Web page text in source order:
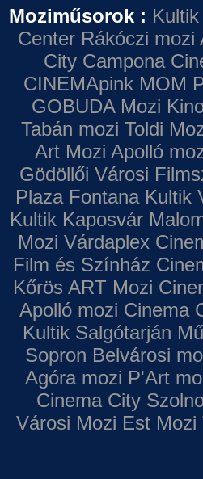
Moziműsorok :
Center Rákóczi mozi
City Campona
CINEMApink MOM
GOBUDA Mozi
Tabán mozi Toldi
Art Mozi Apolló
Gödöllői Városi
Plaza Fontana Kultik
Kultik Kaposvár
Mozi Várdaplex
Film és Színház
Kőrös ART Mozi
Apolló mozi Cinema
Kultik Salgótarján
Sopron Belvárosi
Agóra mozi P'Art
Cinema City
Városi Mozi Est Mozi